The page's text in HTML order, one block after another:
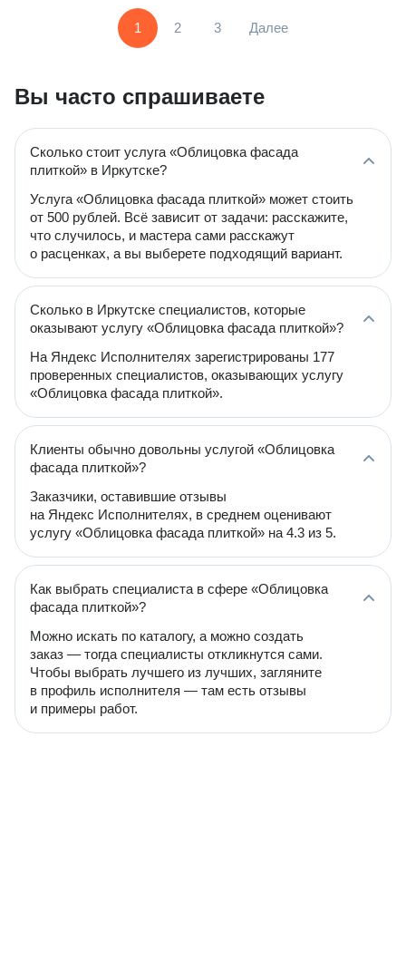
1 2 3 Далее
Вы часто спрашиваете
Сколько стоит услуга «Облицовка фасада
плиткой» в Иркутске?
Услуга «Облицовка фасада плиткой» может стоить
от 500 рублей. Всё зависит от задачи: расскажите,
что случилось, и мастера сами расскажут
о расценках, а вы выберете подходящий вариант.
Сколько в Иркутске специалистов, которые
оказывают услугу «Облицовка фасада плиткой»?
На Яндекс Исполнителях зарегистрированы 177
проверенных специалистов, оказывающих услугу
«Облицовка фасада плиткой».
Клиенты обычно довольны услугой «Облицовка
фасада плиткой»?
Заказчики, оставившие отзывы
на Яндекс Исполнителях, в среднем оценивают
услугу «Облицовка фасада плиткой» на 4.3 из 5.
Как выбрать специалиста в сфере «Облицовка
фасада плиткой»?
Можно искать по каталогу, а можно создать
заказ — тогда специалисты откликнутся сами.
Чтобы выбрать лучшего из лучших, загляните
в профиль исполнителя — там есть отзывы
и примеры работ.